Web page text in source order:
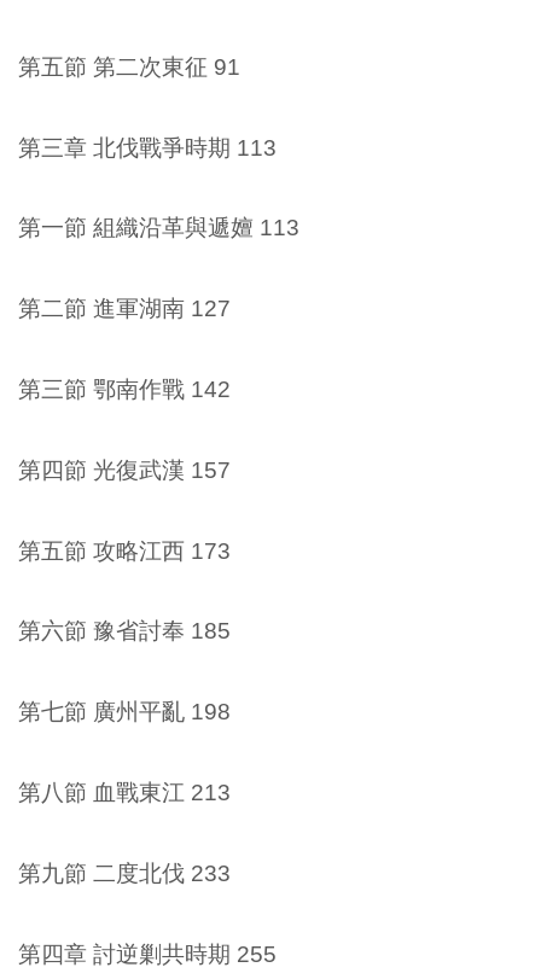
第五節 第二次東征 91
第三章 北伐戰爭時期 113
第一節 組織沿革與遞嬗 113
第二節 進軍湖南 127
第三節 鄂南作戰 142
第四節 光復武漢 157
第五節 攻略江西 173
第六節 豫省討奉 185
第七節 廣州平亂 198
第八節 血戰東江 213
第九節 二度北伐 233
第四章 討逆剿共時期 255